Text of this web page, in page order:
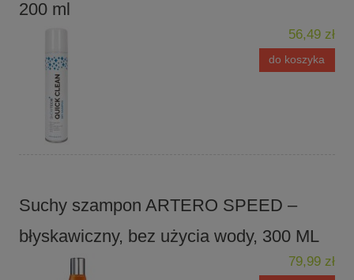
200 ml
56,49 zł
do koszyka
Suchy szampon ARTERO SPEED –
błyskawiczny, bez użycia wody, 300 ML
79,99 zł